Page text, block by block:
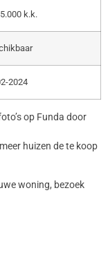
k.k.
2024
op Funda door
huizen de te koop
woning, bezoek